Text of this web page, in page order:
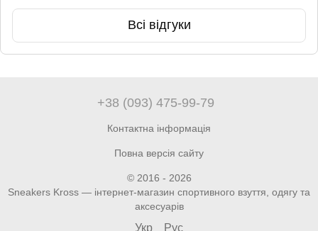
Всі відгуки
+38 (093) 475-99-79
Контактна інформація
Повна версія сайту
© 2016 - 2026
Sneakers Kross — інтернет-магазин спортивного взуття, одягу та
аксесуарів
Укр Рус